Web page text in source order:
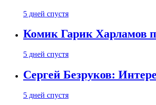
5 дней спустя
Комик Гарик Харламов
5 дней спустя
Сергей Безруков:
5 дней спустя